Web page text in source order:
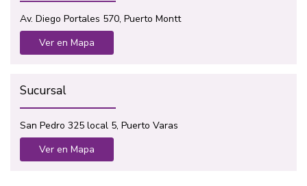
Av. Diego Portales 570, Puerto Montt
Ver en Mapa
Sucursal
San Pedro 325 local 5, Puerto Varas
Ver en Mapa